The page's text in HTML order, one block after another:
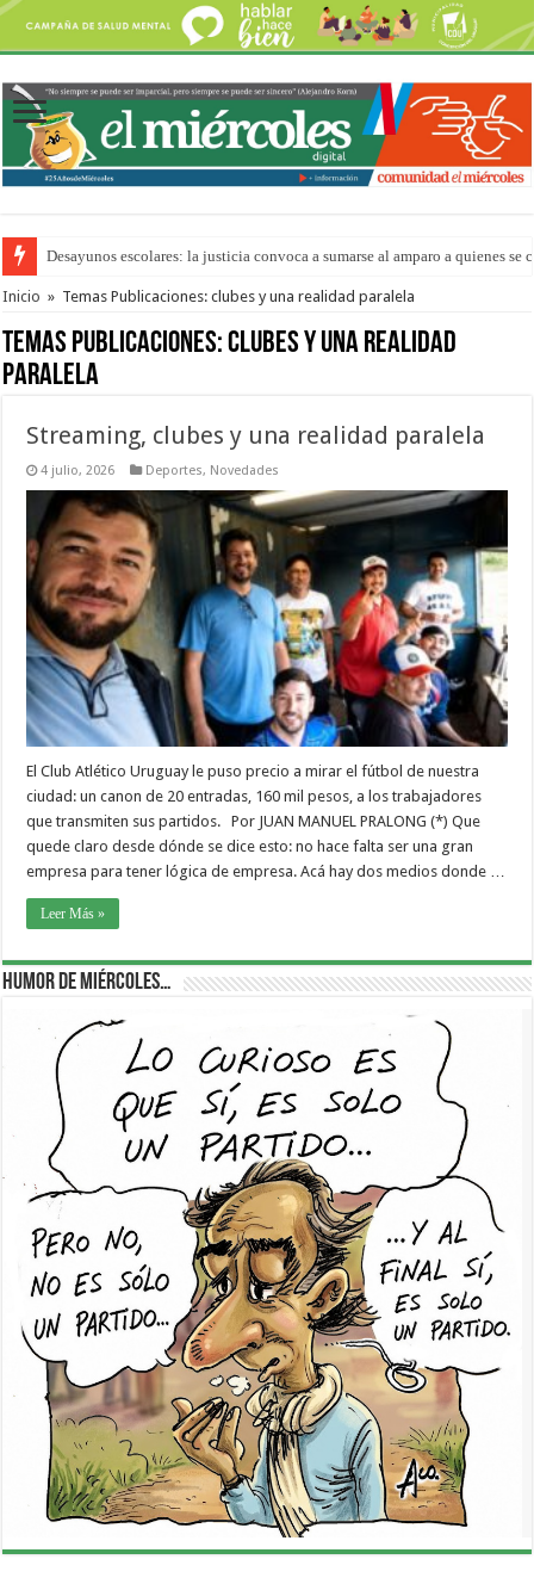
Desayunos escolares: la justicia convoca a sumarse al amparo a quienes se
“La Feria en tu Barrio” para agostocon sus días y horarios
Inicio » Temas Publicaciones: clubes y una realidad paralela
Temas Publicaciones:clubes y una realidad
paralela
Streaming, clubes y una realidad paralela
4 julio, 2026 Deportes, Novedades
El Club Atlético Uruguay le puso precio a mirar el fútbol de nuestra
ciudad: un canon de 20 entradas, 160 mil pesos, a los trabajadores
que transmiten sus partidos. Por JUAN MANUEL PRALONG (*) Que
quede claro desde dónde se dice esto: no hace falta ser una gran
empresa para tener lógica de empresa. Acá hay dos medios donde …
Leer Más »
Humor de Miércoles…